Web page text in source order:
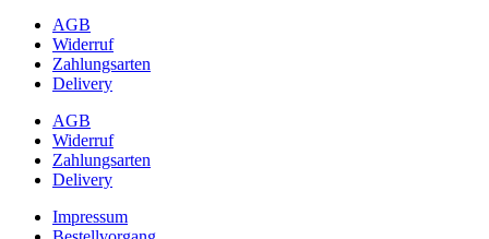
AGB
Widerruf
Zahlungsarten
Delivery
AGB
Widerruf
Zahlungsarten
Delivery
Impressum